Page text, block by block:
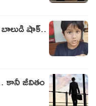
షాక్..
కానీ జీవితం